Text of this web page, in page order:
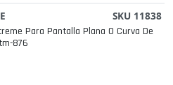
SKU 11838
Para Pantalla Plana O Curva De
876